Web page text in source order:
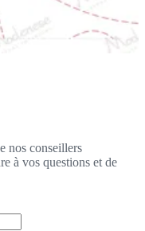
nos conseillers
à vos questions et de